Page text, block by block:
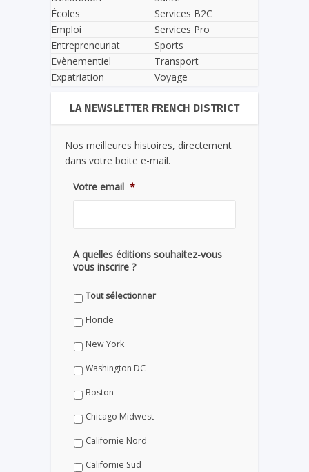
Écoles
Emploi
Entrepreneuriat
Evènementiel
Expatriation
Services B2C
Services Pro
Sports
Transport
Voyage
LA NEWSLETTER FRENCH DISTRICT
Nos meilleures histoires, directement
dans votre boite e-mail.
Votre email *
A quelles éditions souhaitez-vous
vous inscrire ?
Tout sélectionner
Floride
New York
Washington DC
Boston
Chicago Midwest
Californie Nord
Californie Sud